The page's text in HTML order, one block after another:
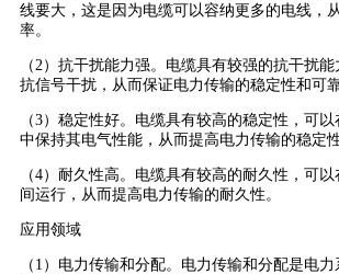
线要大，这是因为电缆可以容纳更多的电线，
率。
（2）抗干扰能力强。电缆具有较强的抗干扰
抗信号干扰，从而保证电力传输的稳定性和可靠
（3）稳定性好。电缆具有较高的稳定性，可
中保持其电气性能，从而提高电力传输的稳定性
（4）耐久性高。电缆具有较高的耐久性，可
间运行，从而提高电力传输的耐久性。
应用领域
（1）电力传输和分配。电力传输和分配是电